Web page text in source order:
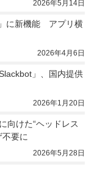
2026年5月14日
に新機能　アプリ横
2026年4月6日
」、国内提供
2026年1月20日
向けた“ヘッドレス
不要に
2026年5月28日